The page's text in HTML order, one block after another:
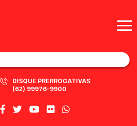
DISQUE PRERROGATIVAS
(62) 99976-9900